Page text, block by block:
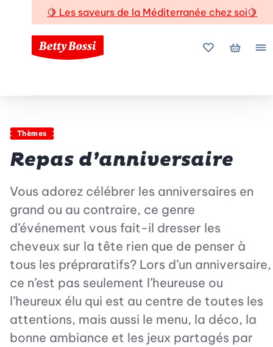
🍋 Les saveurs de la Méditerranée chez soi🍋
Mes favoris
Mon
Thèmes
Repas d’anniversaire
Vous adorez célébrer les anniversaires en
grand ou au contraire, ce genre
d’événement vous fait-il dresser les
cheveux sur la tête rien que de penser à
tous les prépraratifs? Lors d’un anniversaire,
ce n’est pas seulement l’heureuse ou
l’heureux élu qui est au centre de toutes les
attentions, mais aussi le menu, la déco, la
bonne ambiance et les jeux partagés par